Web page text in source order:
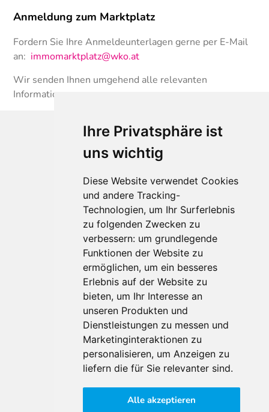
Ihre Privatsphäre ist
uns wichtig
Diese Website verwendet Cookies
und andere Tracking-
Technologien, um Ihr Surferlebnis
zu folgenden Zwecken zu
verbessern: um grundlegende
Funktionen der Website zu
ermöglichen, um ein besseres
Erlebnis auf der Website zu
bieten, um Ihr Interesse an
unseren Produkten und
Dienstleistungen zu messen und
Marketinginteraktionen zu
personalisieren, um Anzeigen zu
liefern die für Sie relevanter sind.
Alle akzeptieren
Anmeldung zum Marktplatz
Fordern Sie Ihre Anmeldeunterlagen gerne per E-Mail
an: immomarktplatz@wko.at
Wir senden Ihnen umgehend alle relevanten
Informationen zu.
Für Makler:innen
Über Uns
Vorteile
Kontakt
Software Partner
Teilnahme
FAQ
Für Makler:innen
Impressum
AGB